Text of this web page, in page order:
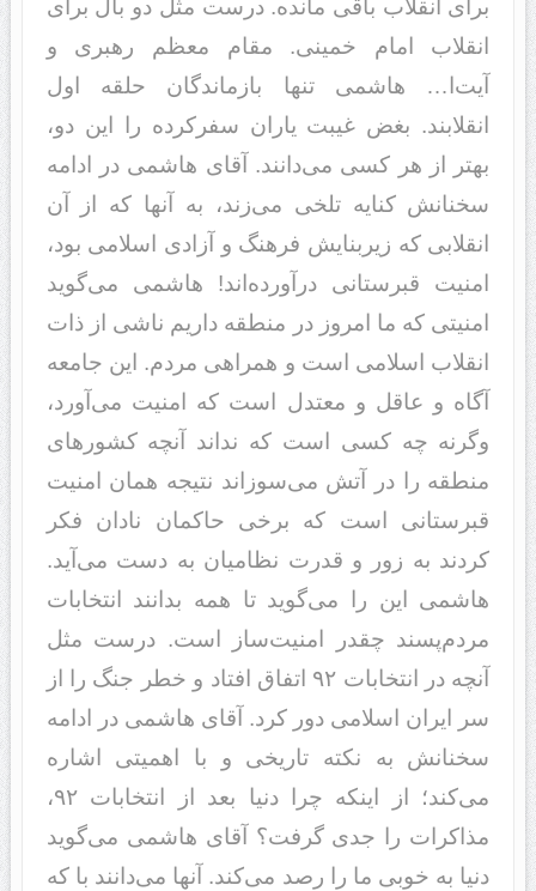
برای انقلاب باقی مانده. درست مثل دو بال برای
انقلاب امام خمینی. مقام معظم رهبری و
آیت‌ا… هاشمی تنها بازماندگان حلقه اول
انقلابند. بغض غیبت یاران سفرکرده را این دو،
بهتر از هر کسی می‌دانند. آقای هاشمی در ادامه
سخنانش کنایه تلخی می‌زند، به آنها که از آن
انقلابی که زیربنایش فرهنگ و آزادی اسلامی بود،
امنیت قبرستانی درآورده‌اند! هاشمی می‌گوید
امنیتی که ما امروز در منطقه داریم ناشی از ذات
انقلاب اسلامی است و همراهی مردم. این جامعه
آگاه و عاقل و معتدل است که امنیت می‌آورد،
وگرنه چه کسی است که نداند آنچه کشورهای
منطقه را در آتش می‌سوزاند نتیجه همان امنیت
قبرستانی است که برخی حاکمان نادان فکر
کردند به زور و قدرت نظامیان به دست می‌آید.
هاشمی این را می‌گوید تا همه بدانند انتخابات
مردم‌پسند چقدر امنیت‌ساز است. درست مثل
آنچه در انتخابات ۹۲ اتفاق افتاد و خطر جنگ را از
سر ایران اسلامی دور کرد. آقای هاشمی در ادامه
سخنانش به نکته تاریخی و با اهمیتی اشاره
می‌کند؛ از اینکه چرا دنیا بعد از انتخابات ۹۲،
مذاکرات را جدی گرفت؟ آقای هاشمی می‌گوید
دنیا به خوبی ما را رصد می‌کند. آنها می‌دانند با که